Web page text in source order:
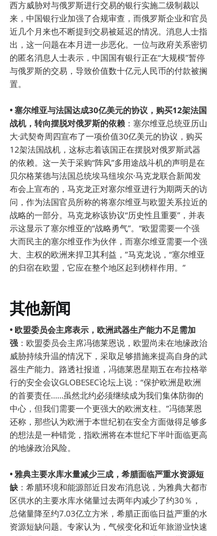
西方威胁对与俄罗斯进行交易的银行实施二级制裁以
来，中国银行业加强了合规审查，而俄罗斯企业和官员
近几个月来也不断提到交易被延迟的情况。消息人士指
出，这一问题在本月进一步恶化。一位与政府关系密切
的匿名消息人士表示，中国国有银行正在“大规模”暂停
与俄罗斯的交易，导致价值数十亿元人民币的付款被搁
置。
• 塞尔维亚与法国达成30亿美元的协议，购买12架法国
战机，转向摆脱对俄罗斯的依赖 ：塞尔维亚总统亚历山
大·武契奇周四宣布了一项价值30亿美元的协议，购买
12架法国战机，这标志着该国正在摆脱对俄罗斯武器
的依赖。这一关于采购“阵风”多用途战斗机的声明是在
贝尔格莱德与法国总统埃马纽埃尔·马克龙联合新闻发
布会上宣布的，马克龙正对塞尔维亚进行为期两天的访
问，作为法国官员所称的将塞尔维亚与欧盟关系拉近的
战略的一部分。马克龙称该协议“历史性且重要”，并表
示这显示了塞尔维亚的“战略勇气”。“欧盟需要一个强
大而民主的塞尔维亚作为伙伴，而塞尔维亚需要一个强
大、主权的欧洲来捍卫其利益，”马克龙说，“塞尔维亚
的归宿在欧盟，它应在整个地区起到榜样作用。”
其他新闻
• 欧盟委员会主席表示，欧洲武器生产能力不足需加
强 ：欧盟委员会主席冯德莱恩说，欧盟尚未在地缘政治
威胁持续升温的情况下，采取足够措施来提高自身的武
器生产能力。路透社报道，冯德莱恩星期五在布拉格举
行的安全会议GLOBESEC论坛上说：“保护欧洲是欧洲
的首要责任……虽然北约必须继续成为我们集体防御的
中心，但我们需要一个更强大的欧洲支柱。”冯德莱恩
还称，那些认为欧洲于本世纪初在安全方面做得足够多
的想法是一种错觉，指欧洲将在本世纪下半叶面临更高
的地缘政治风险。
• 雅典主要水库水量减少三成，希腊面临严重水资源短
缺 ：希腊环境和能源部近日发布消息说，为雅典大都市
区供水的主要水库水储量过去两年内减少了约30％，
总储量降至约7.03亿立方米，希腊正面临日益严重的水
资源短缺问题。专家认为，气候变化和近年旅游业快速